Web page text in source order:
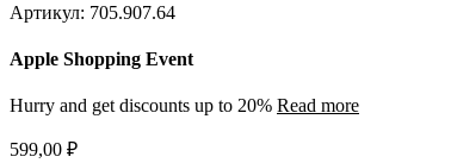
Артикул: 705.907.64
Apple Shopping Event
Hurry and get discounts up to 20% Read more
599,00 ₽